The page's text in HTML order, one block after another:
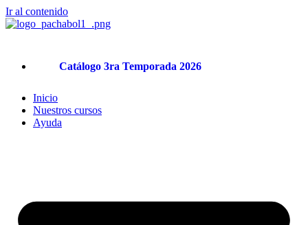
Ir al contenido
Catálogo 3ra Temporada 2026
Inicio
Nuestros cursos
Ayuda